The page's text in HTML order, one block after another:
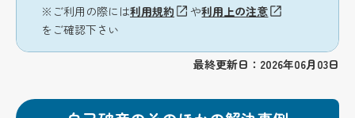
※ご利用の際には利用規約 や利用上の注意
をご確認下さい
最終更新日：2026年06月03日